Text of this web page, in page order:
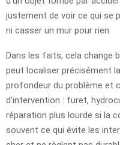
justement de voir ce qui se
ni casser un mur pour rien.
Dans les faits, cela change
peut localiser précisément
profondeur du problème et
d’intervention : furet,
réparation plus lourde si la
souvent ce qui évite les